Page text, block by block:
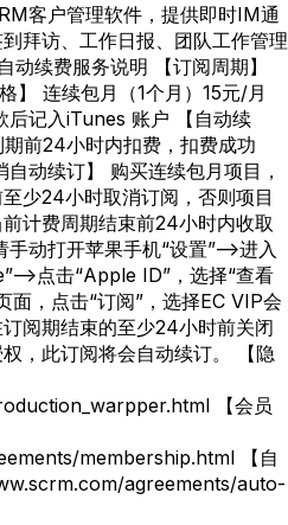
客户管理软件，提供即时IM通
拜访、工作日报、团队工作管理
动续费服务说明 【订阅周期】
】 连续包月（1个月）15元/月
后记入iTunes 账户 【自动续
前24小时内扣费，扣费成功
动续订】 购买连续包月项目，
少24小时取消订阅，否则项目
计费周期结束前24小时内收取
动打开苹果手机“设置”—>进入
点击“Apple ID”，选择“查看
面，点击“订阅”，选择EC VIP会
阅期结束的至少24小时前关闭
，此订阅将会自动续订。 【隐
【会员
membership.html 【自
agreements/auto-